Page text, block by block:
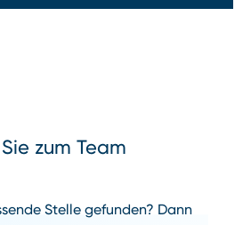
zum Team
Stelle gefunden? Dann